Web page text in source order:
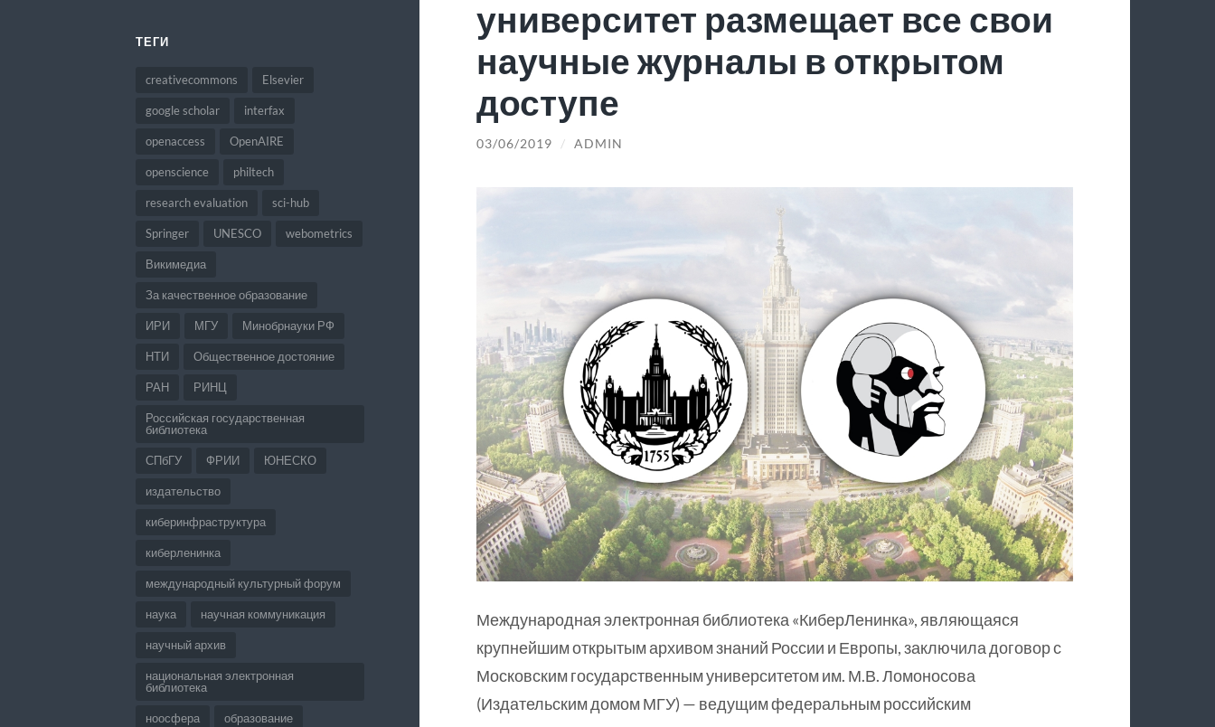
ТЕГИ
creativecommons Elsevier
google scholar interfax
openaccess OpenAIRE
openscience philtech
research evaluation sci-hub
Springer UNESCO webometrics
Викимедиа
За качественное образование
ИРИ МГУ Минобрнауки РФ
НТИ Общественное достояние
РАН РИНЦ
Российская государственная
библиотека
СПбГУ ФРИИ ЮНЕСКО
издательство
киберинфраструктура
киберленинка
международный культурный форум
наука научная коммуникация
научный архив
национальная электронная
библиотека
ноосфера образование
университет размещает все свои
научные журналы в открытом
доступе
03/06/2019 / ADMIN
Международная электронная библиотека «КиберЛенинка», являющаяся
крупнейшим открытым архивом знаний России и Европы, заключила договор с
Московским государственным университетом им. М.В. Ломоносова
(Издательским домом МГУ) — ведущим федеральным российским